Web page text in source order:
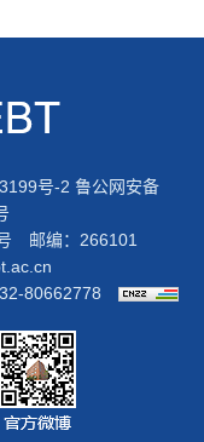
号-2 鲁公网安备
号 邮编：266101
80662778